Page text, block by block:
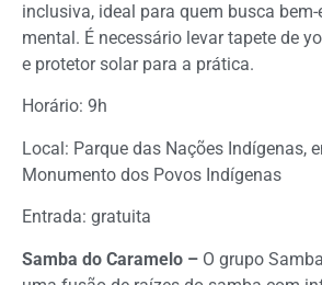
inclusiva, ideal para quem busca
mental. É necessário levar tapete de
e protetor solar para a prática.
Horário: 9h
Local: Parque das Nações Indígenas,
Monumento dos Povos Indígenas
Entrada: gratuita
Samba do Caramelo – O grupo